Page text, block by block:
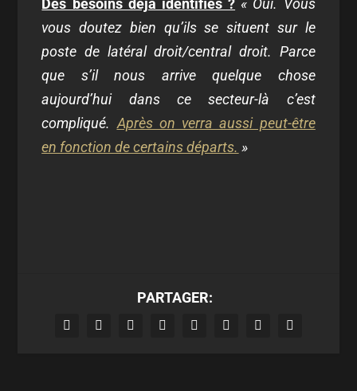
Des besoins déjà identifiés ? « Oui. Vous
vous doutez bien qu’ils se situent sur le
poste de latéral droit/central droit. Parce
que s’il nous arrive quelque chose
aujourd’hui dans ce secteur-là c’est
compliqué. Après on verra aussi peut-être
en fonction de certains départs. »
PARTAGER: